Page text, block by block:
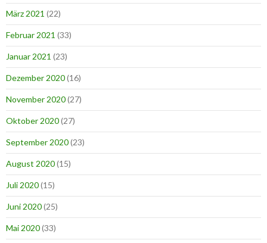
März 2021 (22)
Februar 2021 (33)
Januar 2021 (23)
Dezember 2020(16)
November 2020(27)
Oktober 2020(27)
September 2020(23)
August 2020(15)
Juli 2020(15)
Juni 2020(25)
Mai 2020(33)